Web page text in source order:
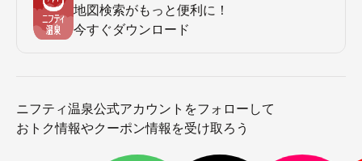
地図検索がもっと便利に！
今すぐダウンロード
ニフティ温泉公式アカウントをフォローして
おトク情報やクーポン情報を受け取ろう